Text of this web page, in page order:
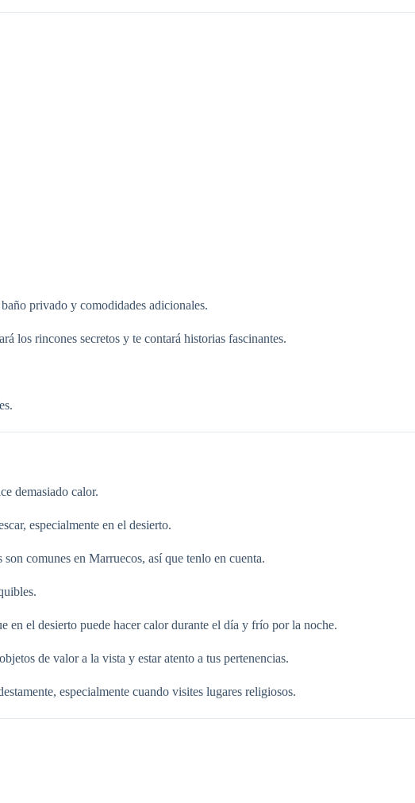
privado y comodidades adicionales.
los rincones secretos y te contará historias fascinantes.
demasiado calor.
especialmente en el desierto.
comunes en Marruecos, así que tenlo en cuenta.
en el desierto puede hacer calor durante el día y frío por la noche.
de valor a la vista y estar atento a tus pertenencias.
especialmente cuando visites lugares religiosos.